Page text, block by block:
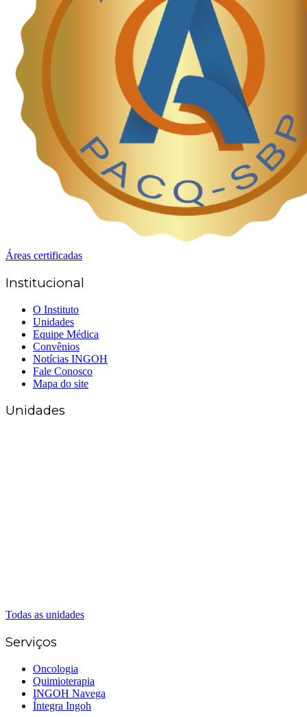
Áreas certificadas
Institucional
O Instituto
Unidades
Equipe Médica
Convênios
Notícias INGOH
Fale Conosco
Mapa do site
Unidades
Todas as unidades
Serviços
Oncologia
Quimioterapia
INGOH Navega
Íntegra Ingoh